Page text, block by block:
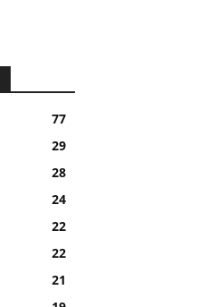
77
29
28
24
22
22
21